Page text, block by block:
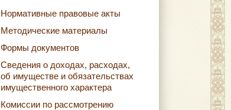
Нормативные правовые акты
Методические материалы
Формы документов
Сведения о доходах, расходах,
об имуществе и обязательствах
имущественного характера
Комиссии по рассмотрению